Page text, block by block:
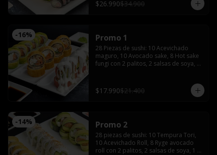
$26.990$34.900
-16% Promo 1
28 Piezas de sushi: 10 Acevichado
maguro, 10 Avocado sake, 8 Hot sake
fungi con 2 palitos, 2 salsas de soya, 1
$17.990$21.400
-14% Promo 2
28 piezas de sushi: 10 Tempura Tori,
10 Acevichado Roll, 8 Ryge avocado
roll con 2 palitos, 2 salsas de soya, 1